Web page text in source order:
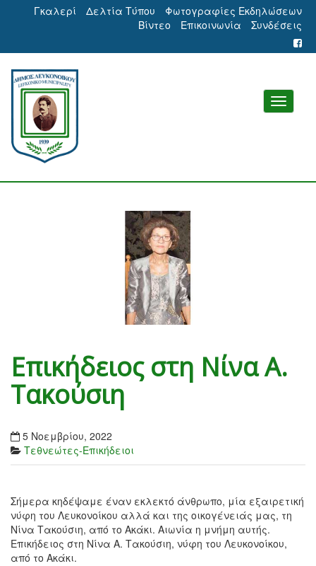
Γκαλερί Δελτία Τύπου
Φωτογραφίες Εκδηλώσεων
Βίντεο
Επικοινωνία Συνδέσεις
Επικήδειος στη Νίνα Α.
Τακούσιη
5 Νοεμβρίου, 2022
Τεθνεώτες-Επικήδειοι
Σήμερα κηδέψαμε έναν εκλεκτό άνθρωπο, μία εξαιρετική
νύφη του Λευκονοίκου αλλά και της οικογένειάς μας, τη
Νίνα Τακούσιη, από το Ακάκι. Αιωνία η μνήμη αυτής.
Επικήδειος στη Νίνα Α. Τακούσιη, νύφη του Λευκονοίκου,
από το Ακάκι.